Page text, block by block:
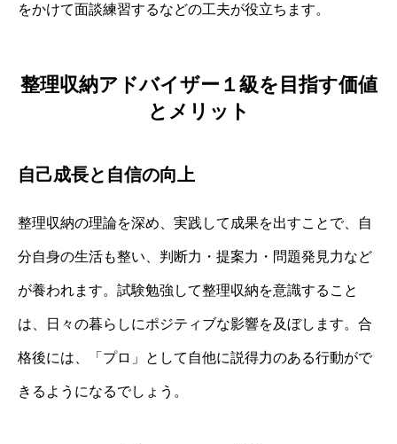
をかけて面談練習するなどの工夫が役立ちます。
整理収納アドバイザー１級を目指す価値
とメリット
自己成長と自信の向上
整理収納の理論を深め、実践して成果を出すことで、自
分自身の生活も整い、判断力・提案力・問題発見力など
が養われます。試験勉強して整理収納を意識すること
は、日々の暮らしにポジティブな影響を及ぼします。合
格後には、「プロ」として自他に説得力のある行動がで
きるようになるでしょう。